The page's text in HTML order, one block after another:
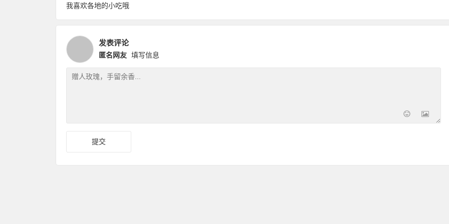
我喜欢各地的小吃哦
发表评论
匿名网友 填写信息